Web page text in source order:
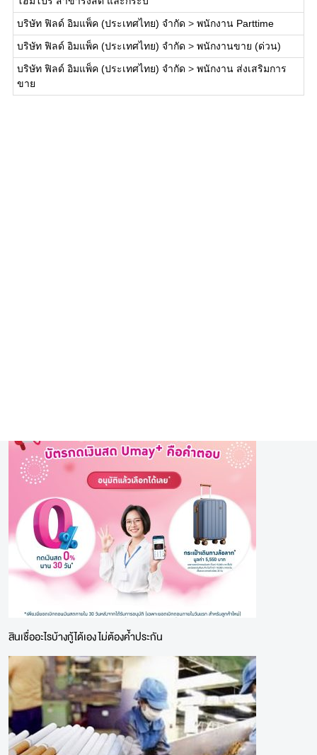
บริษัท ฟิลด์ อิมแพ็ค (ประเทศไทย) จำกัด > พนักงาน Parttime
บริษัท ฟิลด์ อิมแพ็ค (ประเทศไทย) จำกัด > พนักงานขาย (ด่วน)
บริษัท ฟิลด์ อิมแพ็ค (ประเทศไทย) จำกัด > พนักงาน ส่งเสริมการ
ขาย
สินเชื่ออะไรบ้างกู้ได้เอง ไม่ต้องค้ำประกัน